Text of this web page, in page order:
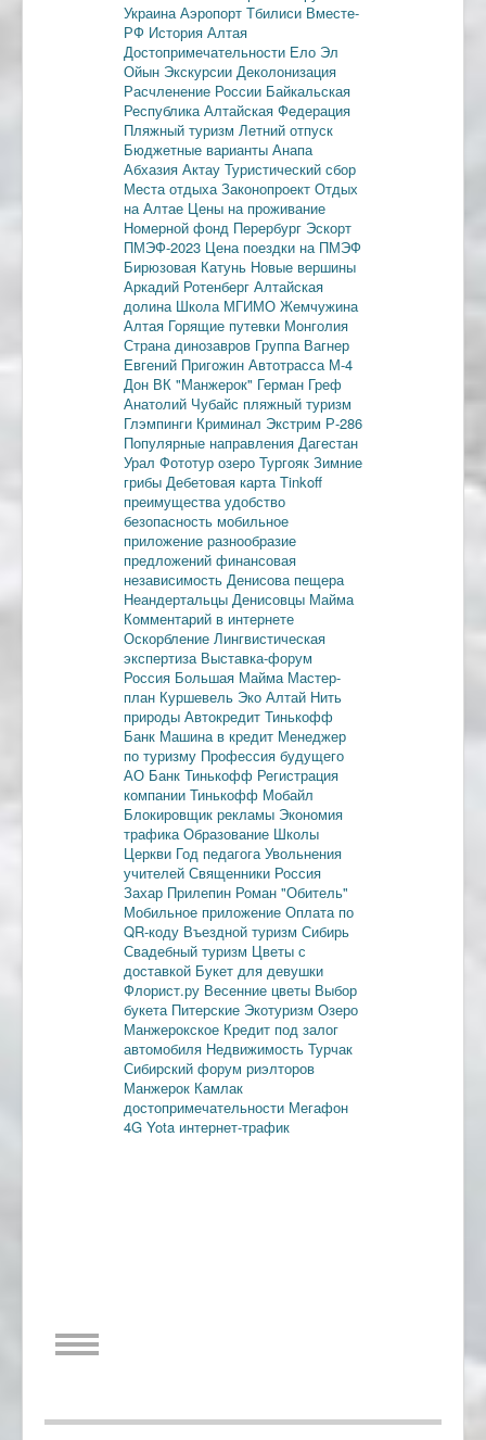
УкраинаАэропорт Тбилиси Вместе-
РФ История Алтая
Достопримечательности Ело Эл
Ойын Экскурсии Деколонизация
Расчленение России Байкальская
РеспубликаАлтайская Федерация
Пляжный туризм Летний отпуск
Бюджетные варианты Анапа
Абхазия Актау Туристический сбор
Места отдыхаЗаконопроект Отдых
на Алтае Цены на проживание
Номерной фонд Перербург Эскорт
ПМЭФ-2023 Цена поездки на ПМЭФ
Бирюзовая Катунь Новые вершины
Аркадий Ротенберг Алтайская
долина Школа МГИМО Жемчужина
Алтая Горящие путевки Монголия
Страна динозавров Группа Вагнер
Евгений Пригожин Автотрасса М-4
Дон ВК "Манжерок" Герман Греф
Анатолий Чубайс пляжный туризм
Глэмпинги Криминал Экстрим Р-286
Популярные направления Дагестан
Урал Фототур озеро Тургояк Зимние
грибы Дебетовая картаTinkoff
преимуществаудобство
безопасность мобильное
приложение разнообразие
предложений финансовая
независимость Денисова пещера
Неандертальцы Денисовцы Майма
Комментарий в интернете
Оскорбление Лингвистическая
экспертиза Выставка-форум
Россия Большая Майма Мастер-
план Куршевель Эко Алтай Нить
природы Автокредит Тинькофф
Банк Машина в кредит Менеджер
по туризму Профессия будущего
АО Банк Тинькофф Регистрация
компании Тинькофф Мобайл
Блокировщик рекламы Экономия
трафикаОбразование Школы
Церкви Год педагогаУвольнения
учителей Священники Россия
Захар Прилепин Роман "Обитель"
Мобильное приложение Оплата по
QR-коду Въездной туризм Сибирь
Свадебный туризм Цветы с
доставкой Букет для девушки
Флорист.ру Весенние цветы Выбор
букета Питерские Экотуризм Озеро
Манжерокское Кредит под залог
автомобиля Недвижимость Турчак
Сибирский форум риэлторов
Манжерок Камлак
достопримечательности Мегафон
4G Yota интернет-трафик